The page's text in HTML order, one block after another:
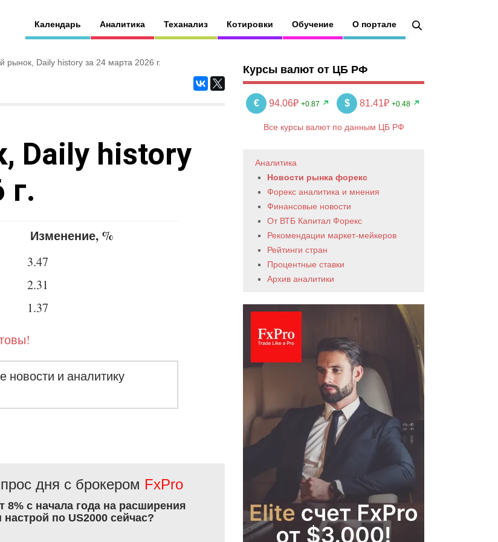
Календарь Аналитика Теханализ Котировки Обучение О портале
рынок, Daily history за 24 марта 2026 г.
Daily history
г.
Изменение, %
3.47
2.31
1.37
новости и аналитику
дня с брокером FxPro
8% с начала года на расширения
по US2000 сейчас?
Курсы валют от ЦБ РФ
€ 94.06₽ +0.87 $ 81.41₽ +0.48
Все курсы валют по данным ЦБ РФ
Аналитика
Новости рынка форекс
Форекс аналитика и мнения
Финансовые новости
От ВТБ Капитал Форекс
Рекомендации маркет-мейкеров
Рейтинги стран
Процентные ставки
Архив аналитики